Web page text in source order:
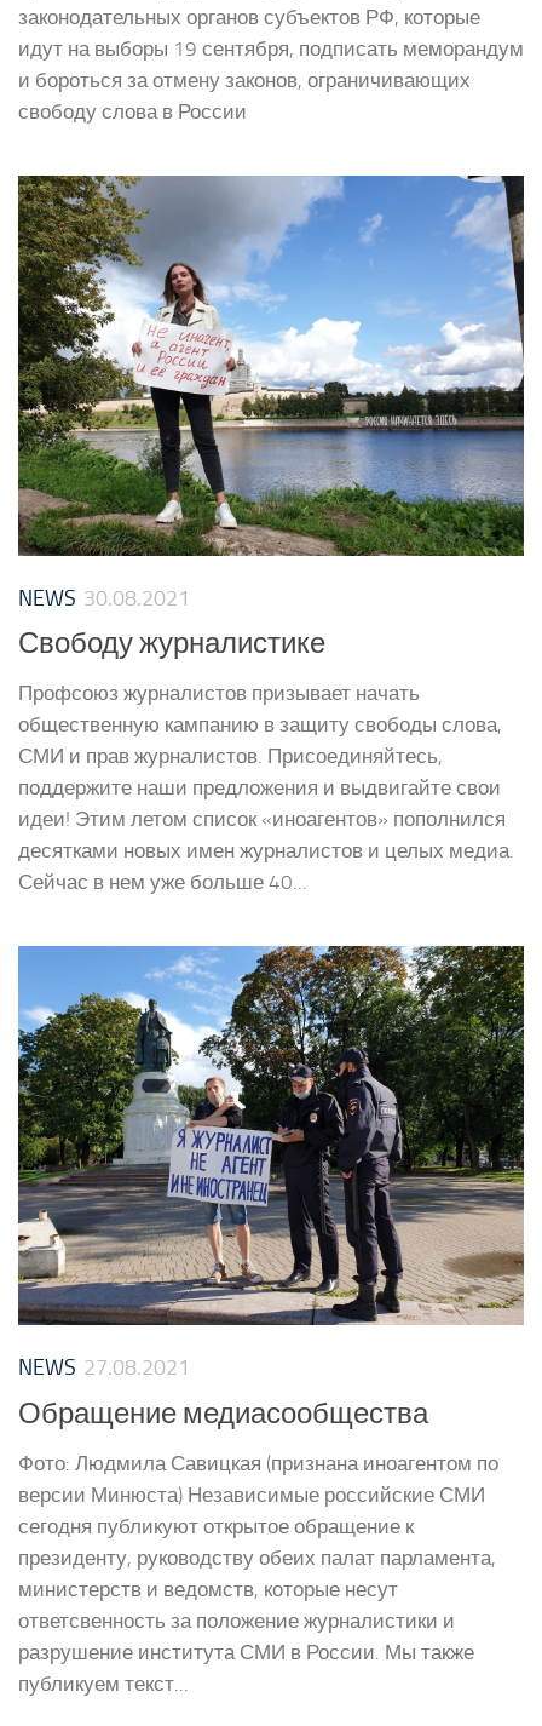
законодательных органов субъектов РФ, которые
идут на выборы 19 сентября, подписать меморандум
и бороться за отмену законов, ограничивающих
свободу слова в России
NEWS 30.08.2021
Свободу журналистике
Профсоюз журналистов призывает начать
общественную кампанию в защиту свободы слова,
СМИ и прав журналистов. Присоединяйтесь,
поддержите наши предложения и выдвигайте свои
идеи! Этим летом список «иноагентов» пополнился
десятками новых имен журналистов и целых медиа.
Сейчас в нем уже больше 40...
NEWS 27.08.2021
Обращение медиасообщества
Фото: Людмила Савицкая (признана иноагентом по
версии Минюста) Независимые российские СМИ
сегодня публикуют открытое обращение к
президенту, руководству обеих палат парламента,
министерств и ведомств, которые несут
ответсвенность за положение журналистики и
разрушение института СМИ в России. Мы также
публикуем текст...